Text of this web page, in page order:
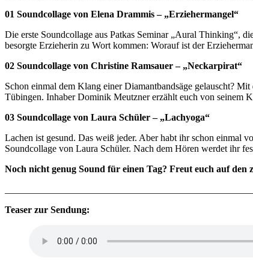
01 Soundcollage von Elena Drammis – „Erziehermangel“
Die erste Soundcollage aus Patkas Seminar „Aural Thinking“,
besorgte Erzieherin zu Wort kommen: Worauf ist der
02 Soundcollage von Christine Ramsauer – „Neckarpirat“
Schon einmal dem Klang einer Diamantbandsäge gelauscht?
Tübingen. Inhaber Dominik Meutzner erzählt euch von seinem
03 Soundcollage von Laura Schüler – „Lachyoga“
Lachen ist gesund. Das weiß jeder. Aber habt ihr schon einmal
Soundcollage von Laura Schüler. Nach dem Hören werdet ihr
Noch nicht genug Sound für einen Tag? Freut euch auf den
Teaser zur Sendung: